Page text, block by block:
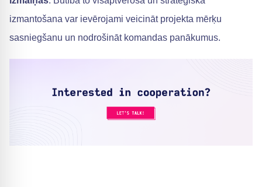
izmantošana var ievērojami veicināt projekta mērķu
sasniegšanu un nodrošināt komandas panākumus.